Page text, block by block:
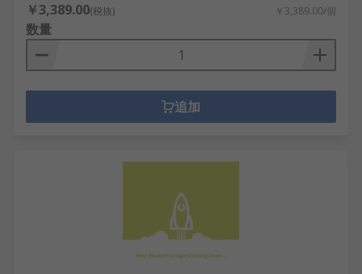
￥3,389.00(税抜) ￥3,389.00/個
数量
追加